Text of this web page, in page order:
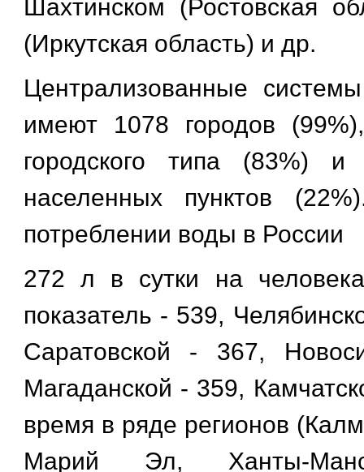
Шахтинском (Ростовская
(Иркутская область) и др.
Централизованные
имеют 1078 городов
городского типа (83%)
населенных пунктов
потреблении воды в России
272 л в сутки на
показатель - 539,
Саратовской - 367,
Магаданской - 359,
время в ряде регионов
Марий Эл, Ханты-